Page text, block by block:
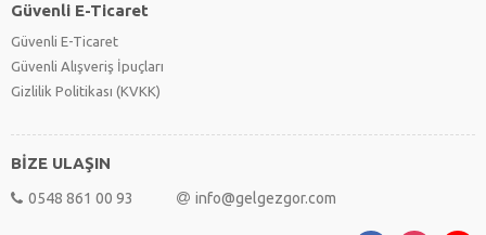
Güvenli E-Ticaret
Güvenli E-Ticaret
Güvenli Alışveriş İpuçları
Gizlilik Politikası (KVKK)
BİZE ULAŞIN
0548 861 00 93 info@gelgezgor.com